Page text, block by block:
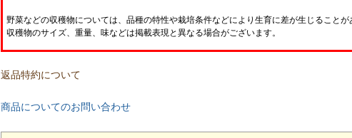
野菜などの収穫物については、品種の特性や栽培条件などにより生育に差が生じることが
収穫物のサイズ、重量、味などは掲載表現と異なる場合がございます。
返品特約について
商品についてのお問い合わせ